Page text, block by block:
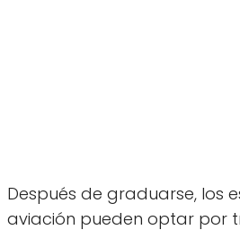
Después de graduarse, los
aviación pueden optar por